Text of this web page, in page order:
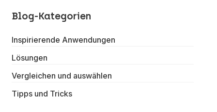
Blog-Kategorien
Inspirierende Anwendungen
Lösungen
Vergleichen und auswählen
Tipps und Tricks